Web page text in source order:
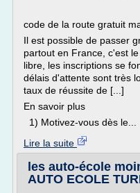
code de la route gratuit
Il est possible de passer
partout en France, c'est
libre, les inscriptions se
délais d'attente sont très
taux de réussite de [...]
En savoir plus
1) Motivez-vous dès le...
Lire la suite
les auto-école
AUTO ECOLE